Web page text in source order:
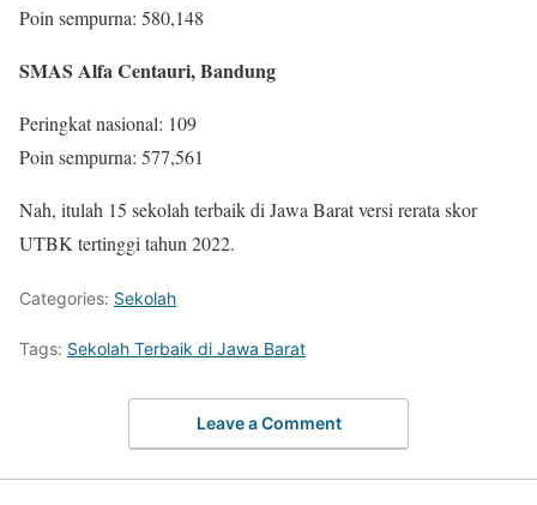
Poin sempurna: 580,148
SMAS Alfa Centauri, Bandung
Peringkat nasional: 109
Poin sempurna: 577,561
Nah, itulah 15 sekolah terbaik di Jawa Barat versi rerata skor
UTBK tertinggi tahun 2022.
Categories: Sekolah
Tags: Sekolah Terbaik di Jawa Barat
Leave a Comment